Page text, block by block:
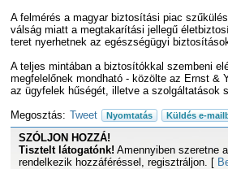
A felmérés a magyar biztosítási piac
válság miatt a megtakarítási jellegű
teret nyerhetnek az egészségügyi
A teljes mintában a biztosítókkal szembeni
megfelelőnek mondható - közölte az Ernst &
az ügyfelek hűségét, illetve a szolgáltatások
Megosztás: Tweet Nyomtatás Küldés e-
SZÓLJON HOZZÁ!
Tisztelt látogatónk! Amennyiben szeretne
rendelkezik hozzáféréssel, regisztráljon. [